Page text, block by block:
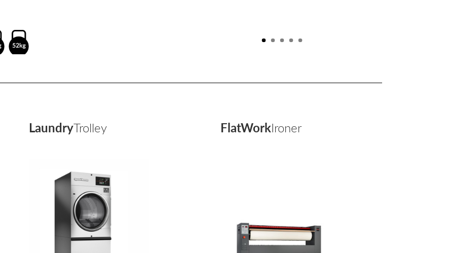
LaundryTrolley FlatWorkIroner